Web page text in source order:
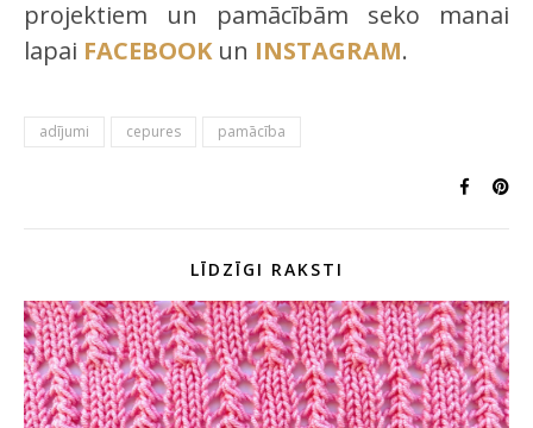
projektiem un pamācībām seko manai
lapai FACEBOOK un INSTAGRAM.
adījumi cepures pamācība
LĪDZĪGI RAKSTI